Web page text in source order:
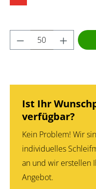
Produkt
Ist Ihr
verfügbar?
Kein Problem! Wir
individuelles
an und wir erstellen
Angebot.